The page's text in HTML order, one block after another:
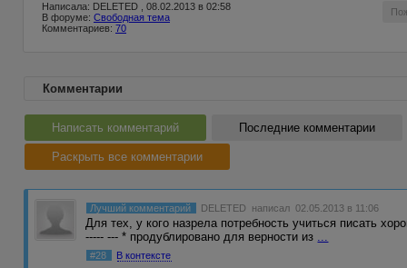
Написала: DELETED , 08.02.2013 в 02:58
В форуме: Свободная тема
Комментариев: 70
Комментарии
Написать комментарий Последние комментарии
Раскрыть все комментарии
Лучший комментарий DELETED написал 02.05.2013 в 11:06
Для тех, у кого назрела потребность учиться писать
----- --- * продублировано для верности из ...
#28 В контексте